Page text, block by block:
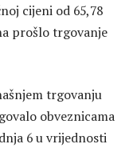
cijeni od 65,78
prošlo trgovanje
trgovanju
obveznicama
6 u vrijednosti